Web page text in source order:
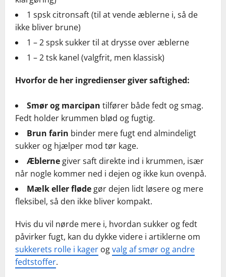
1 spsk citronsaft (til at vende æblerne i, så de
ikke bliver brune)
1 – 2 spsk sukker til at drysse over æblerne
1 – 2 tsk kanel (valgfrit, men klassisk)
Hvorfor de her ingredienser giver saftighed:
Smør og marcipan tilfører både fedt og smag.
Fedt holder krummen blød og fugtig.
Brun farin binder mere fugt end almindeligt
sukker og hjælper mod tør kage.
Æblernegiver saft direkte ind i krummen, især
når nogle kommer ned i dejen og ikke kun ovenpå.
Mælk eller flødegør dejen lidt løsere og mere
fleksibel, så den ikke bliver kompakt.
Hvis du vil nørde mere i, hvordan sukker og fedt
påvirker fugt, kan du dykke videre i artiklerne om
sukkerets rolle i kager ogvalg af smør og andre
fedtstoffer.